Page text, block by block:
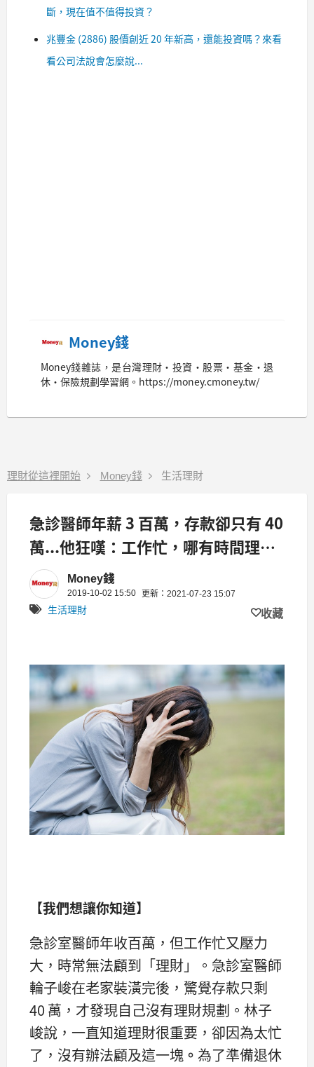
斷，現在值不值得投資？
兆豐金 (2886) 股價創近 20 年新高，還能投資嗎？來看
看公司法說會怎麼說...
Money錢
Money錢雜誌，是台灣理財‧投資‧股票‧基金‧退
休‧保險規劃學習網。https://money.cmoney.tw/
理財從這裡開始 Money錢 生活理財
急診醫師年薪 3 百萬，存款卻只有 40
萬...他狂嘆：工作忙，哪有時間理
財？
Money錢
2019-10-02 15:50 更新：2021-07-23 15:07
生活理財 收藏
【我們想讓你知道】
急診室醫師年收百萬，但工作忙又壓力
大，時常無法顧到「理財」。急診室醫師
輪子峻在老家裝潢完後，驚覺存款只剩
40 萬，才發現自己沒有理財規劃。林子
峻說，一直知道理財很重要，卻因為太忙
了，沒有辦法顧及這一塊 。 為了準備退休